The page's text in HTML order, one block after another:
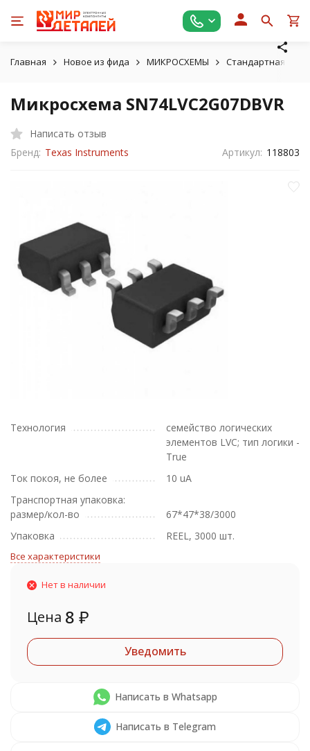
Главная Новое из фида МИКРОСХЕМЫ Стандартная
Микросхема SN74LVC2G07DBVR
Написать отзыв
Бренд: Texas Instruments Артикул: 118803
Технология
семейство логических
элементов LVC; тип логики -
True
Ток покоя, не более
10 uA
Транспортная упаковка:
размер/кол-во
67*47*38/3000
Упаковка
REEL, 3000 шт.
Все характеристики
Нет в наличии
Цена 8 ₽
Уведомить
Написать в Whatsapp
Написать в Telegram